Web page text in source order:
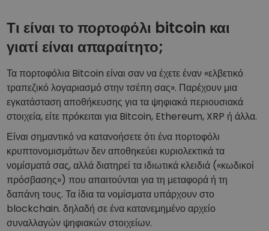
Τι είναι το πορτοφόλι bitcoin και
γιατί είναι απαραίτητο;
Τα πορτοφόλια Bitcoin είναι σαν να έχετε έναν «ελβετικό
τραπεζικό λογαριασμό στην τσέπη σας». Παρέχουν μια
εγκατάσταση αποθήκευσης για τα ψηφιακά περιουσιακά
στοιχεία, είτε πρόκειται για Bitcoin, Ethereum, XRP ή άλλα.
Είναι σημαντικό να κατανοήσετε ότι ένα πορτοφόλι
κρυπτονομισμάτων δεν αποθηκεύει κυριολεκτικά τα
νομίσματά σας, αλλά διατηρεί τα ιδιωτικά κλειδιά («κωδικοί
πρόσβασης») που απαιτούνται για τη μεταφορά ή τη
δαπάνη τους. Τα ίδια τα νομίσματα υπάρχουν στο
blockchain. δηλαδή σε ένα κατανεμημένο αρχείο
συναλλαγών ψηφιακών στοιχείων.